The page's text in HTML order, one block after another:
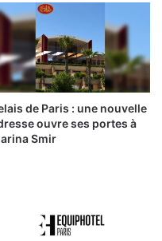
de Paris : une nouvelle
ouvre ses portes à
Smir